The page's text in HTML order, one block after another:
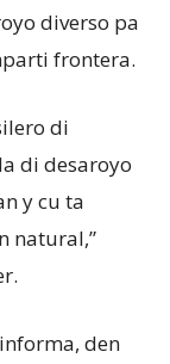
diverso pa
frontera.
di
di desaroyo
y cu ta
natural,”
den